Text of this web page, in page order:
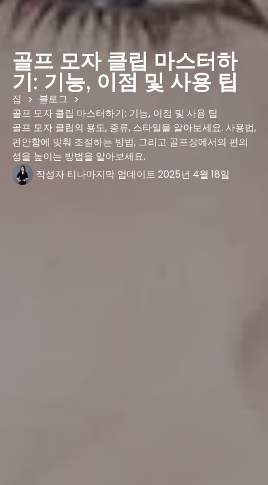
골프 모자 클립 마스터하
기: 기능, 이점 및 사용 팁
집 > 블로그 >
골프 모자 클립 마스터하기: 기능, 이점 및 사용 팁
골프 모자 클립의 용도, 종류, 스타일을 알아보세요. 사용법,
편안함에 맞춰 조절하는 방법, 그리고 골프장에서의 편의
성을 높이는 방법을 알아보세요.
작성자 티나마지막 업데이트 2025년 4월 18일